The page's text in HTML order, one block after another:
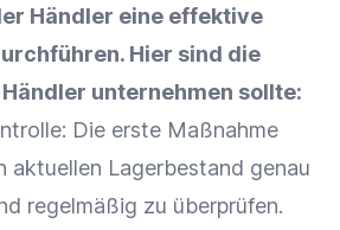
Händler eine effektive
Hier sind die
unternehmen sollte:
Die erste Maßnahme
aktuellen Lagerbestand genau
regelmäßig zu überprüfen.